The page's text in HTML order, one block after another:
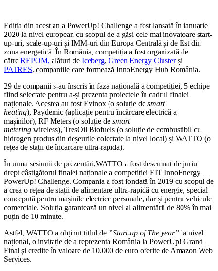
Ediția din acest an a PowerUp! Challenge a fost lansată în ianuarie
2020 la nivel european cu scopul de a găsi cele mai inovatoare start-
up-uri, scale-up-uri și IMM-uri din Europa Centrală și de Est din
zona energetică. În România, competiția a fost organizată de
către REPOM, alături de Iceberg, Green Energy Clusterși
PATRES, companiile care formează InnoEnergy Hub România.
29 de companii s-au înscris în faza națională a competiției, 5 echipe
fiind selectate pentru a-și prezenta proiectele în cadrul finalei
naționale. Acestea au fost Evinox (o soluție de smart
heating), Paydemic (aplicație pentru încărcare electrică a
mașinilor), RF Meters (o soluție de smart
metering wireless), TresOil Biofuels (o soluție de combustibil cu
hidrogen produs din deșeurile colectate la nivel local) și WATTO (o
rețea de stații de încărcare ultra-rapidă).
În urma sesiunii de prezentări,WATTO a fost desemnat de juriu
drept câștigătorul finalei naționale a competiției EIT InnoEnergy
PowerUp! Challenge. Compania a fost fondată în 2019 cu scopul de
a crea o rețea de stații de alimentare ultra-rapidă cu energie, special
concepută pentru mașinile electrice personale, dar și pentru vehicule
comerciale. Soluția garantează un nivel al alimentării de 80% în mai
puțin de 10 minute.
Astfel, WATTO a obținut titlul de ”Start-up of The year” la nivel
național, o invitație de a reprezenta România la PowerUp! Grand
Final și credite în valoare de 10.000 de euro oferite de Amazon Web
Services.